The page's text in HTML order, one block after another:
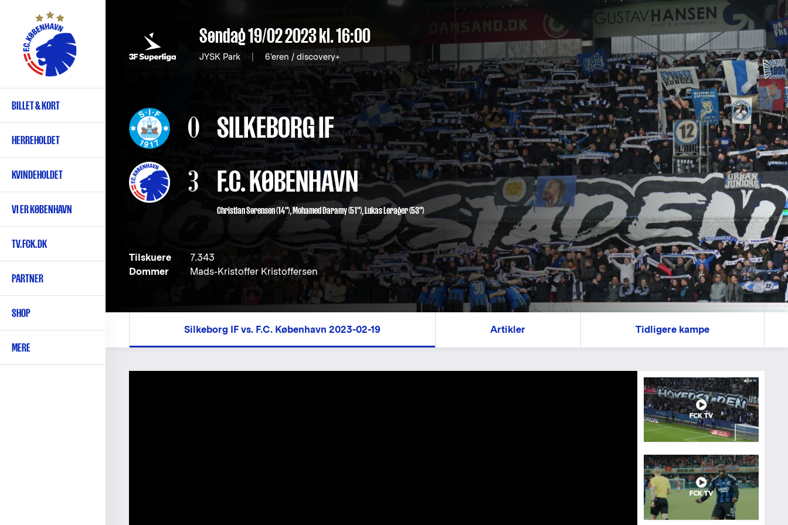
hovedindhold
Primær
navigation
BILLET & KORT
HERREHOLDET
KVINDEHOLDET
VI ER KØBENHAVN
TV.FCK.DK
PARTNER
SHOP
MERE
Søndag 19/02 2023kl. 16:00
JYSK Park 6'eren / discovery+
0 SILKEBORG IF
3 F.C. KØBENHAVN
Christian Sørensen(14"),Mohamed Daramy(51"),Lukas Lerager(53")
Tilskuere
7.343
Dommer
Mads-Kristoffer Kristoffersen
Silkeborg IF vs. F.C. København 2023-02-19 Artikler Tidligere kampe